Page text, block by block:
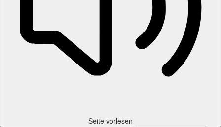
Seite vorlesen